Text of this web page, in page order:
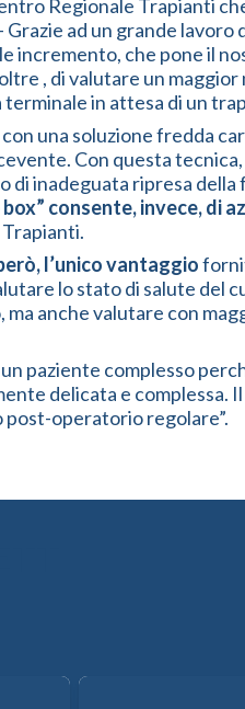
Regionale Trapianti
ad un grande
incremento, che pone il
, di valutare un
in attesa di un
una soluzione fredda
Con questa
inadeguata ripresa
consente, invece, di
l’unico vantaggio
lo stato di salute del
anche valutare con
un paziente complesso
delicata e complessa.
post-operatorio regolare”.